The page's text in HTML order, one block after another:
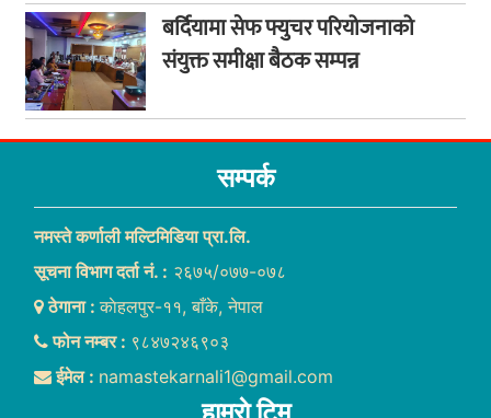
बर्दियामा सेफ फ्युचर परियोजनाको
संयुक्त समीक्षा बैठक सम्पन्न
सम्पर्क
नमस्ते कर्णाली मल्टिमिडिया प्रा.लि.
सूचना विभाग दर्ता नं. : २६७५/०७७-०७८
ठेगाना :काेहलपुर-११, बाँके, नेपाल
फोन नम्बर : ९८४७२४६९०३
ईमेल : namastekarnali1@gmail.com